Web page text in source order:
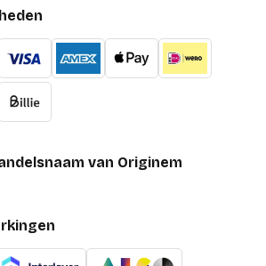
van Originem